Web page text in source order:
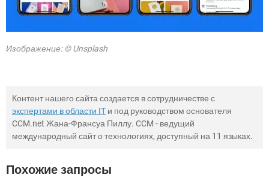
Изображение: © Unsplash
Контент нашего сайта создается в сотрудничестве с
экспертами в области IT и под руководством основателя
CCM.net Жана-Франсуа Пиллу. CCM - ведущий
международный сайт о технологиях, доступный на 11 языках.
Похожие запросы